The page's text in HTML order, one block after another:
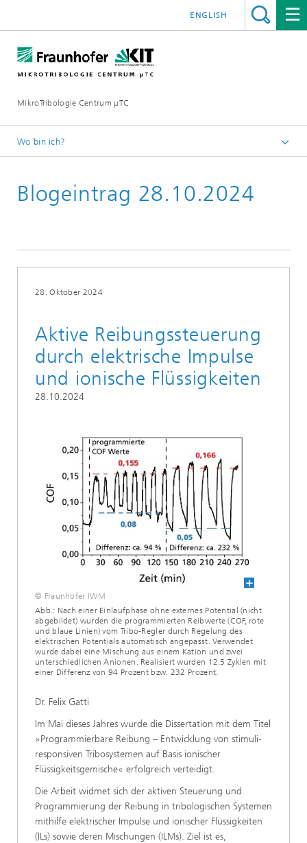
MikroTribologie Centrum μTC
ENGLISH
Wo bin ich?
Aktuelles
Blogeintrag 28.10.2024
28. Oktober 2024
Aktive Reibungssteuerung
durch elektrische Impulse
und ionische Flüssigkeiten
28.10.2024
© Fraunhofer IWM
Abb.: Nach einer Einlaufphase ohne externes Potential (nicht
abgebildet) wurden die programmierten Reibwerte (COF, rote
und blaue Linien) vom Tribo-Regler durch Regelung des
elektrischen Potentials automatisch angepasst. Verwendet
wurde dabei eine Mischung aus einem Kation und zwei
unterschiedlichen Anionen. Realisiert wurden 12.5 Zyklen mit
einer Differenz von 94 Prozent bzw. 232 Prozent.
Dr. Felix Gatti
Im Mai dieses Jahres wurde die Dissertation mit dem Titel
»Programmierbare Reibung – Entwicklung von stimuli-
responsiven Tribosystemen auf Basis ionischer
Flüssigkeitsgemische« erfolgreich verteidigt.
Die Arbeit widmet sich der aktiven Steuerung und
Programmierung der Reibung in tribologischen Systemen
mithilfe elektrischer Impulse und ionischer Flüssigkeiten
(ILs) sowie deren Mischungen (ILMs). Ziel ist es,